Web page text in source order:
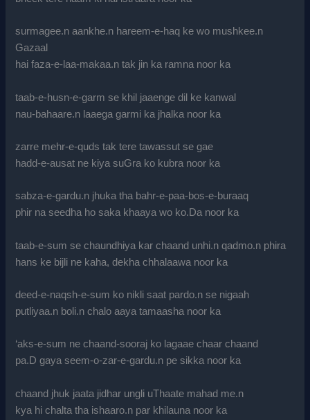
surmagee.n aankhe.n hareem-e-haq ke wo mushkee.n
Gazaal
hai faza-e-laa-makaa.n tak jin ka ramna noor ka
taab-e-husn-e-garm se khil jaaenge dil ke kanwal
nau-bahaare.n laaega garmi ka jhalka noor ka
zarre mehr-e-quds tak tere tawassut se gae
hadd-e-ausat ne kiya suGra ko kubra noor ka
sabza-e-gardu.n jhuka tha bahr-e-paa-bos-e-buraaq
phir na seedha ho saka khaaya wo ko.Da noor ka
taab-e-sum se chaundhiya kar chaand unhi.n qadmo.n phira
hans ke bijli ne kaha, dekha chhalaawa noor ka
deed-e-naqsh-e-sum ko nikli saat pardo.n se nigaah
putliyaa.n boli.n chalo aaya tamaasha noor ka
‘aks-e-sum ne chaand-sooraj ko lagaae chaar chaand
pa.D gaya seem-o-zar-e-gardu.n pe sikka noor ka
chaand jhuk jaata jidhar ungli uThaate mahad me.n
kya hi chalta tha ishaaro.n par khilauna noor ka